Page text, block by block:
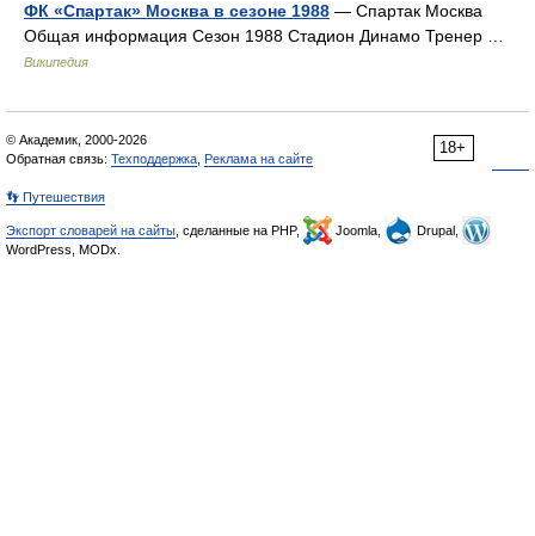
ФК «Спартак» Москва в сезоне 1988 — Спартак Москва
Общая информация Сезон 1988 Стадион Динамо Тренер …
Википедия
18+
© Академик, 2000-2026
Обратная связь: Техподдержка Реклама на сайте
👣 Путешествия
Экспорт словарей на сайты , сделанные на PHP, Joomla,
Drupal,
WordPress, MODx.